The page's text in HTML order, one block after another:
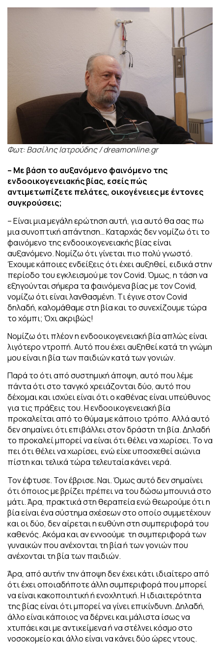
Φωτ: Βασίλης Ιατρούδης / dreamonline.gr
– Με βάση το αυξανόμενο φαινόμενο της
ενδοοικογενειακής βίας, εσείς πώς
αντιμετωπίζετε πελάτες, οικογένειες με έντονες
συγκρούσεις;
– Είναι μια μεγάλη ερώτηση αυτή, για αυτό θα σας πω
μια συνοπτική απάντηση… Καταρχάς δεν νομίζω ότι το
φαινόμενο της ενδοοικογενειακής βίας είναι
αυξανόμενο. Νομίζω ότι γίνεται πιο πολύ γνωστό.
Έχουμε κάποιες ενδείξεις ότι έχει αυξηθεί, ειδικά στην
περίοδο του εγκλεισμού με τον Covid. Όμως, η τάση να
εξηγούνται σήμερα τα φαινόμενα βίας με τον Covid,
νομίζω ότι είναι λανθασμένη. Tι έγινε στον Covid
δηλαδή, καλομάθαμε στη βία και το συνεχίζουμε τώρα
το χόμπι; Όχι ακριβώς!
Νομίζω ότι πλέον η ενδοοικογενειακή βία απλώς είναι
λιγότερο ντροπή. Αυτό που έχει αυξηθεί κατά τη γνώμη
μου είναι η βία των παιδιών κατά των γονιών.
Παρά το ότι από συστημική άποψη, αυτό που λέμε
πάντα ότι στο τανγκό χρειάζονται δύο, αυτό που
δέχομαι και ισχύει είναι ότι ο καθένας είναι υπεύθυνος
για τις πράξεις του. Η ενδοοικογενειακή βία
προκαλείται από το θύμα με κάποιο τρόπο. Αλλά αυτό
δεν σημαίνει ότι επιβάλλει στον δράστη τη βία.Δηλαδή
το προκαλεί μπορεί να είναι ότι θέλει να χωρίσει. Το να
πει ότι θέλει να χωρίσει, ενώ είχε υποσχεθεί αιώνια
πίστη και τελικά τώρα τελευταία κάνει νερά.
Τον έφτυσε. Τον έβρισε.Ναι. Όμως αυτό δεν σημαίνει
ότι όποιος με βρίζει πρέπει να του δώσω μπουνιά στο
μάτι. Άρα, πρακτικά στη θεραπεία ενώ θεωρούμε ότι η
βία είναι ένα σύστημα σχέσεων στο οποίο συμμετέχουν
και οι δύο, δεν αίρεται η ευθύνη στη συμπεριφορά του
καθενός.Ακόμα και αν εννοούμε τη συμπεριφορά των
γυναικών που ανέχονται τη βία ή των γονιών που
ανέχονται τη βία των παιδιών.
Άρα, από αυτήν την άποψη δεν έχει κάτι ιδιαίτερο από
ότι έχει οποιαδήποτε άλλη συμπεριφορά που μπορεί
να είναι κακοποιητική ή ενοχλητική. Η ιδιαιτερότητα
της βίας είναι ότι μπορεί να γίνει επικίνδυνη.Δηλαδή,
άλλο είναι κάποιος να δέρνει και μάλιστα ίσως να
χτυπάει και με αντικείμενα ή να στέλνει κόσμο στο
νοσοκομείο και άλλο είναι να κάνει δύο ώρες ντους.